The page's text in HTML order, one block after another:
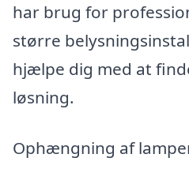
har brug for
større
hjælpe dig med at
løsning.
Ophængning af